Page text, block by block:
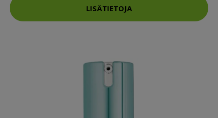
LISÄTIETOJA